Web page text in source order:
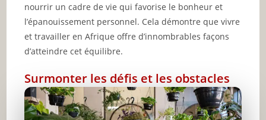
nourrir un cadre de vie qui favorise le bonheur et
l’épanouissement personnel. Cela démontre que vivre
et travailler en Afrique offre d’innombrables façons
d’atteindre cet équilibre.
Surmonter les défis et les obstacles